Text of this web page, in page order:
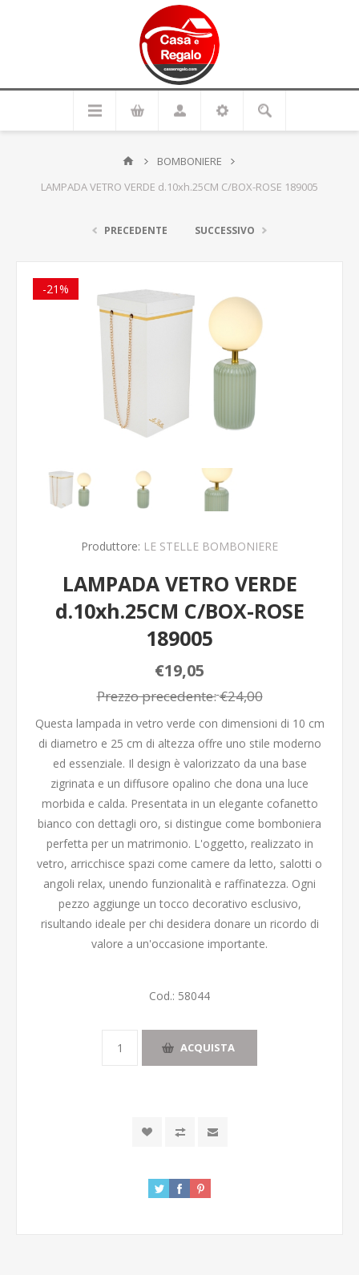
BOMBONIERE
LAMPADA VETRO VERDE d.10xh.25CM C/BOX-ROSE 189005
PRECEDENTE SUCCESSIVO
-21%
Produttore: LE STELLE BOMBONIERE
LAMPADA VETRO VERDE
d.10xh.25CM C/BOX-ROSE
189005
€19,05
Prezzo precedente:€24,00
Questa lampada in vetro verde con dimensioni di 10 cm
di diametro e 25 cm di altezza offre uno stile moderno
ed essenziale. Il design è valorizzato da una base
zigrinata e un diffusore opalino che dona una luce
morbida e calda. Presentata in un elegante cofanetto
bianco con dettagli oro, si distingue come bomboniera
perfetta per un matrimonio. L'oggetto, realizzato in
vetro, arricchisce spazi come camere da letto, salotti o
angoli relax, unendo funzionalità e raffinatezza. Ogni
pezzo aggiunge un tocco decorativo esclusivo,
risultando ideale per chi desidera donare un ricordo di
valore a un'occasione importante.
Cod.: 58044
ACQUISTA